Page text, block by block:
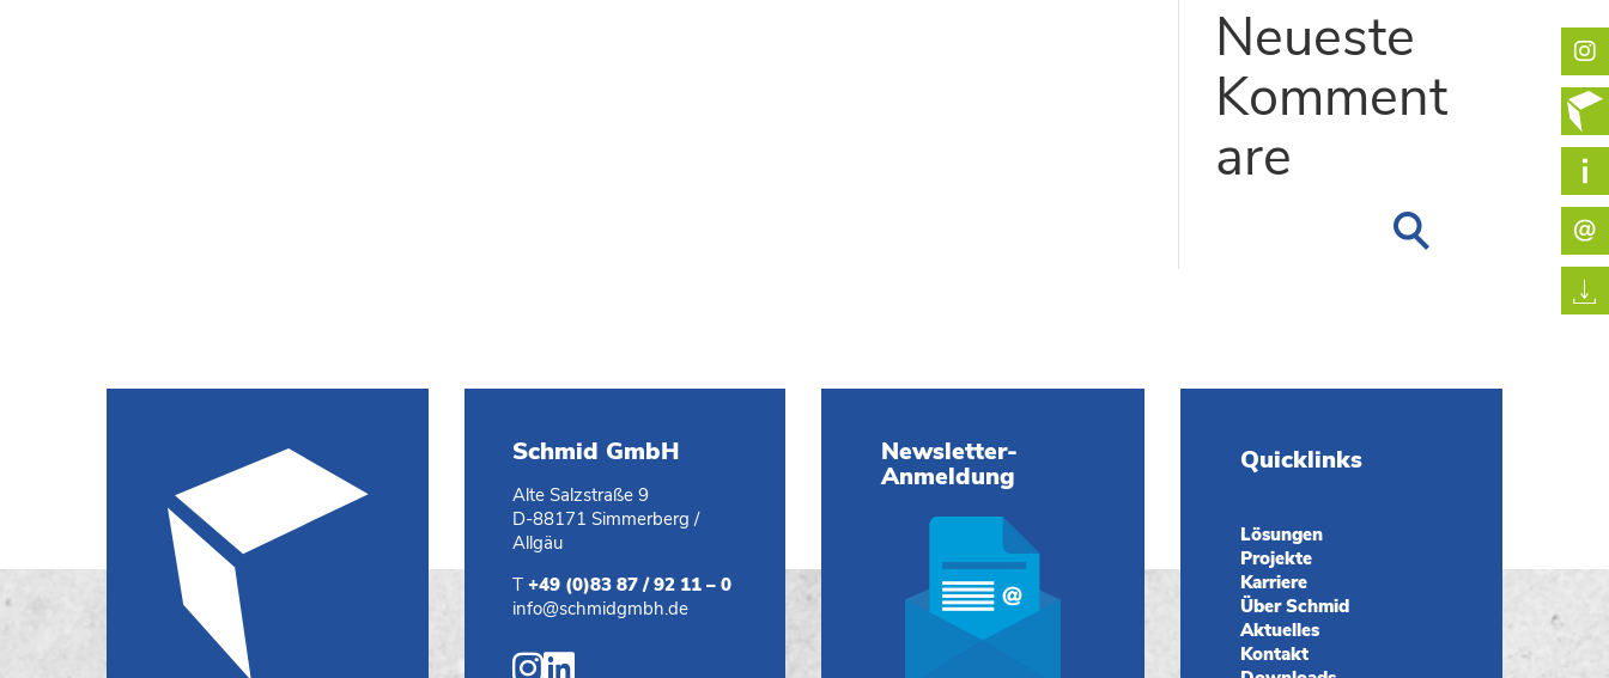
Neueste
Komment
are
Schmid GmbH
Alte Salzstraße 9
D-88171 Simmerberg /
Allgäu
T+49 (0)83 87 / 92 11 – 0
info@schmidgmbh.de
Newsletter-
Anmeldung
Quicklinks
Lösungen
Projekte
Karriere
Über Schmid
Aktuelles
Kontakt